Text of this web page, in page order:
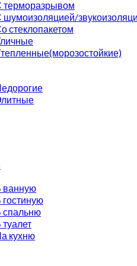
терморазрывом
шумоизоляцией/
стеклопакетом
ванную
гостиную
спальню
туалет
кухню